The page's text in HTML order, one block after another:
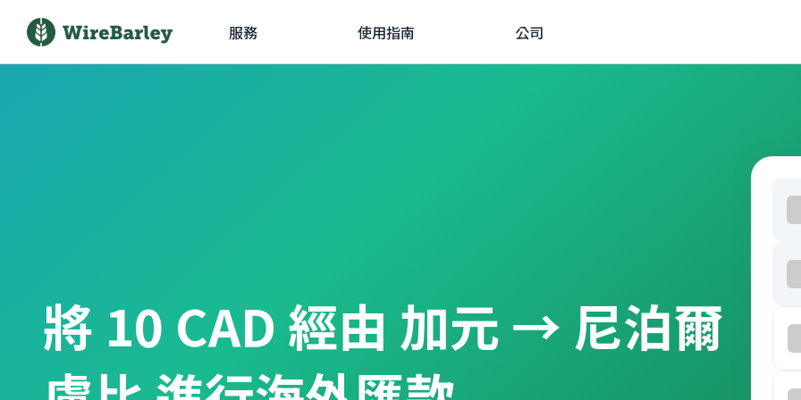
服務 使用指南 公司
將 10 CAD 經由 加元 → 尼泊爾